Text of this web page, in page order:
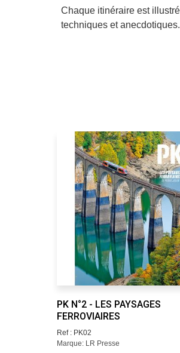
Chaque itinéraire est
techniques et
PK N°2 - LES PAYSAGES
FERROVIAIRES
Ref : PK02
Marque: LR Presse